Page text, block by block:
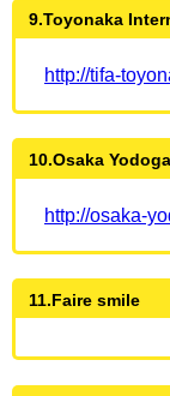
9.Toyonaka
http://tifa-
10.Osaka
http://osaka-
11.Faire smile